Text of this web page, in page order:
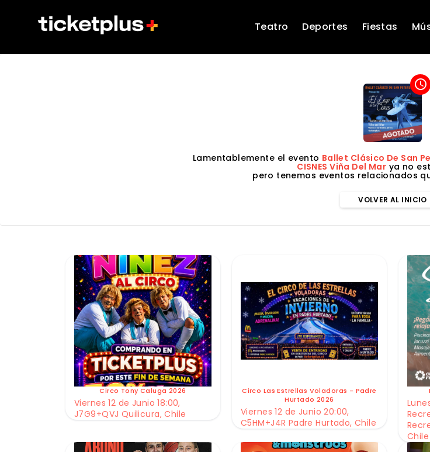
Teatro Deportes Fiestas
access_time
Lamentablemente el evento Ballet Clásico De San
CISNES Viña Del Mar ya no
pero tenemos eventos relacionados
VOLVER AL INICIO
Circo Tony Caluga 2026
Viernes 12 de Junio 18:00,
J7G9+QVJ Quilicura, Chile
Circo Las Estrellas Voladoras - Padre
Hurtado 2026
Viernes 12 de Junio 20:00,
C5HM+J4R Padre Hurtado, Chile
Chile